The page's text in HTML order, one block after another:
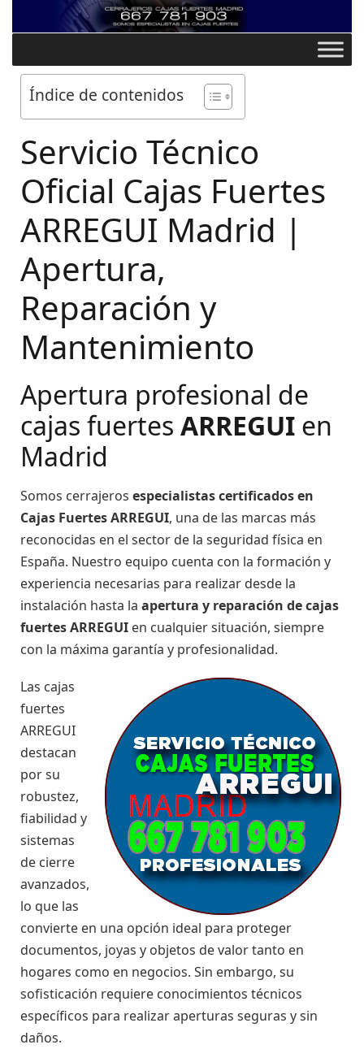
Índice de contenidos
Servicio Técnico
Oficial Cajas Fuertes
ARREGUI Madrid |
Apertura,
Reparación y
Mantenimiento
Apertura profesional de
cajas fuertes ARREGUI en
Madrid
Somos cerrajeros especialistas certificados en
Cajas Fuertes ARREGUI, una de las marcas más
reconocidas en el sector de la seguridad física en
España. Nuestro equipo cuenta con la formación y
experiencia necesarias para realizar desde la
instalación hasta la apertura y reparación de cajas
fuertes ARREGUI en cualquier situación, siempre
con la máxima garantía y profesionalidad.
Las cajas
fuertes
ARREGUI
destacan
por su
robustez,
fiabilidad y
sistemas
de cierre
avanzados,
lo que las
convierte en una opción ideal para proteger
documentos, joyas y objetos de valor tanto en
hogares como en negocios. Sin embargo, su
sofisticación requiere conocimientos técnicos
específicos para realizar aperturas seguras y sin
daños.